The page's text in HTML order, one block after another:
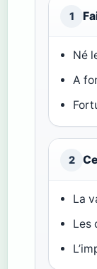
1
Né
A
2
La
Les